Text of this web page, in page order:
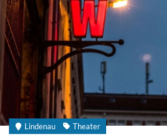
Lindenau Theater